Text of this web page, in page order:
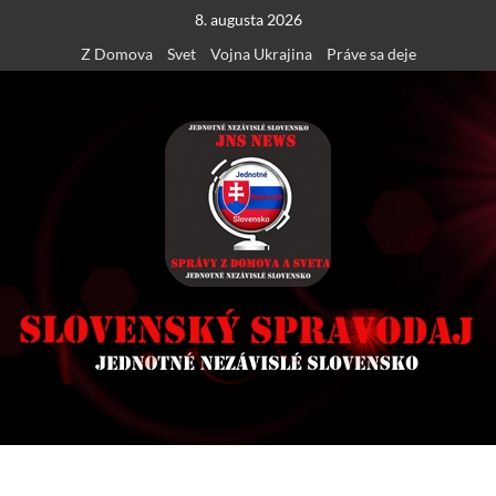
content
8. augusta 2026
Z Domova
Svet Vojna Ukrajina Práve sa deje